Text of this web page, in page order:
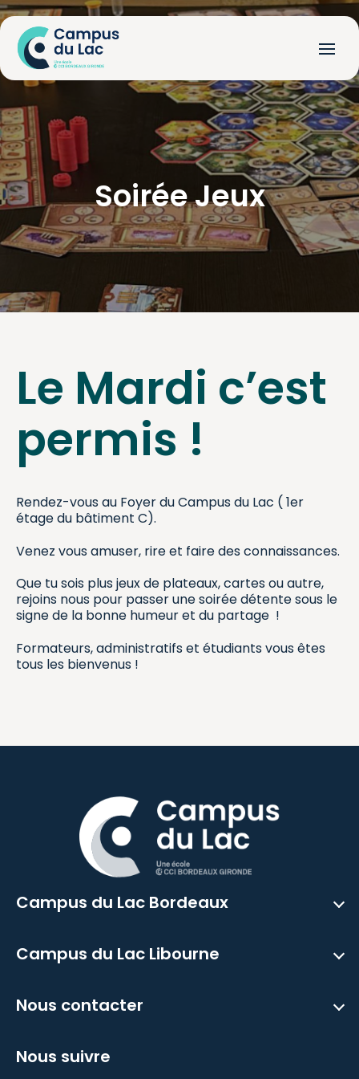
SoiréeJeux
Le Mardi c’est
permis !
Rendez-vous au Foyer du Campus du Lac ( 1er
étage du bâtiment C).
Venez vous amuser, rire et faire des connaissances.
Que tu sois plus jeux de plateaux, cartes ou autre,
rejoins nous pour passer une soirée détente sous le
signe de la bonne humeur et du partage !
Formateurs, administratifs et étudiants vous êtes
tous les bienvenus !
Campus du Lac Bordeaux
Campus du Lac Libourne
Nous contacter
Nous suivre